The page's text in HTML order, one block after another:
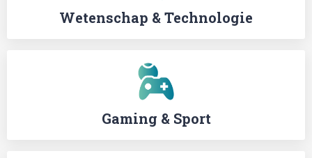
Wetenschap & Technologie
Gaming & Sport